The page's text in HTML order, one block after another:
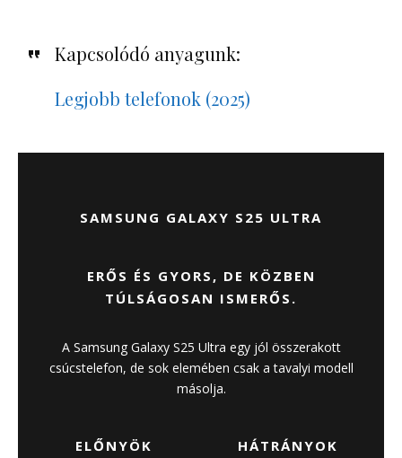
Kapcsolódó anyagunk:
Legjobb telefonok (2025)
SAMSUNG GALAXY S25 ULTRA
ERŐS ÉS GYORS, DE KÖZBEN
TÚLSÁGOSAN ISMERŐS.
A Samsung Galaxy S25 Ultra egy jól összerakott
csúcstelefon, de sok elemében csak a tavalyi modell
másolja.
ELŐNYÖK HÁTRÁNYOK